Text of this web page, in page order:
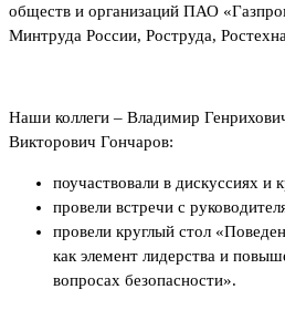
обществ и организаций ПАО
Минтруда России, Роструда,
Наши коллеги – Владимир
Викторович Гончаров:
поучаствовали в дискуссиях и
провели встречи с
провели круглый стол
как элемент лидерства и
вопросах безопасности».